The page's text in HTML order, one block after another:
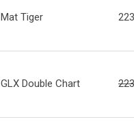
Mat Tiger
GLX Double Chart